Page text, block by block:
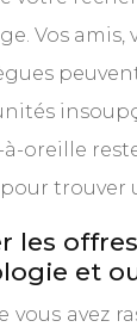
Vos amis,
oreille
pour trouver
les
et
vous avez